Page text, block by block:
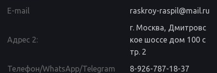
E-mail
raskroy-raspil@mail.ru
Адрес 2:
г. Москва, Дмитровс
кое шоссе дом 100 с
тр. 2
Телефон/WhatsApp/Telegram
8-926-787-18-37